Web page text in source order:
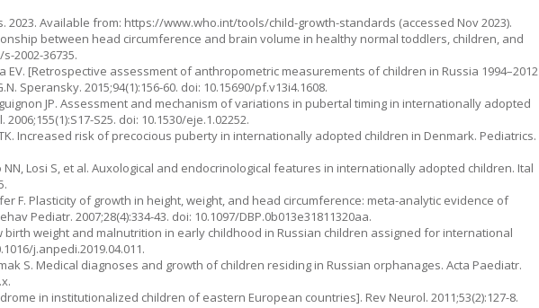
2023. Available from: https://www.who.int/tools/child-growth-standards (accessed Nov 2023).
between head circumference and brain volume in healthy normal toddlers, children, and
2002-36735.
EV. [Retrospective assessment of anthropometric measurements of children in Russia 1994–2012
Speransky. 2015;94(1):156-60. doi: 10.15690/pf.v13i4.1608.
JP. Assessment and mechanism of variations in pubertal timing in internationally adopted
S25. doi: 10.1530/eje.1.02252.
Increased risk of precocious puberty in internationally adopted children in Denmark. Pediatrics.
NN, Losi S, et al. Auxological and endocrinological features in internationally adopted children. Ital
F. Plasticity of growth in height, weight, and head circumference: meta-analytic evidence of
Pediatr. 2007;28(4):334-43. doi: 10.1097/DBP.0b013e31811320aa.
weight and malnutrition in early childhood in Russian children assigned for international
j.anpedi.2019.04.011.
S. Medical diagnoses and growth of children residing in Russian orphanages. Acta Paediatr.
in institutionalized children of eastern European countries]. Rev Neurol. 2011;53(2):127-8.